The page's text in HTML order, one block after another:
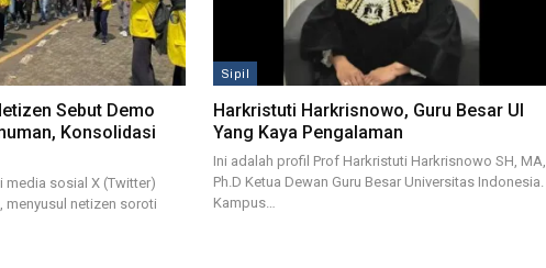
Sebut Demo
Konsolidasi
media sosial X (Twitter)
menyusul netizen soroti
Sipil
Harkristuti Harkrisnowo, Guru Besar UI
Yang Kaya Pengalaman
Ini adalah profil Prof Harkristuti Harkrisnowo SH, MA,
Ph.D Ketua Dewan Guru Besar Universitas Indonesia.
Kampus…